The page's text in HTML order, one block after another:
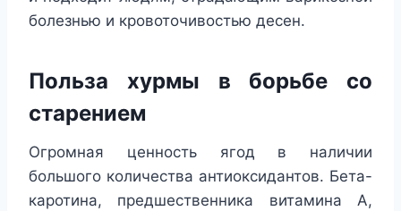
болезнью и кровоточивостью десен.
Польза хурмы в борьбе со
старением
Огромная ценность ягод в наличии
большого количества антиоксидантов. Бета-
каротина, предшественника витамина А,